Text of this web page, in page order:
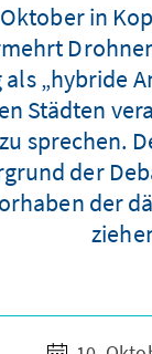
in
„hybride
Städten
sprechen.
der
der